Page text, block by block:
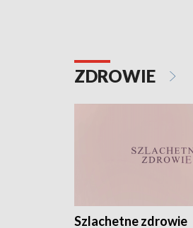
ZDROWIE
Szlachetne zdrowie